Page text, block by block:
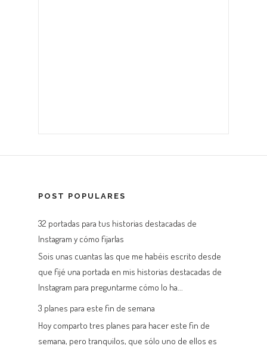
POST POPULARES
32 portadas para tus historias destacadas de
Instagram y cómo fijarlas
Sois unas cuantas las que me habéis escrito desde
que fijé una portada en mis historias destacadas de
Instagram para preguntarme cómo lo ha...
3 planes para este fin de semana
Hoy comparto tres planes para hacer este fin de
semana, pero tranquilos, que sólo uno de ellos es